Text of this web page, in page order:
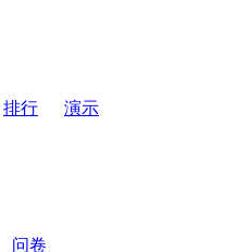
排行
演示
问卷